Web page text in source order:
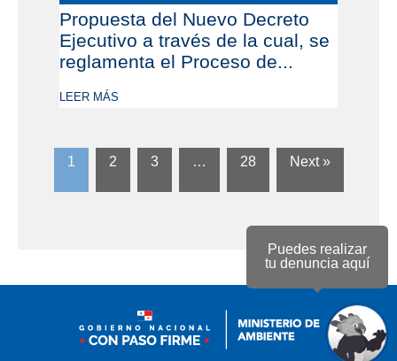
Puedes realizar
tu denuncia aquí
Propuesta del Nuevo Decreto
Ejecutivo a través de la cual, se
reglamenta el Proceso de...
LEER MÁS
1 2 3 … 28 Next »